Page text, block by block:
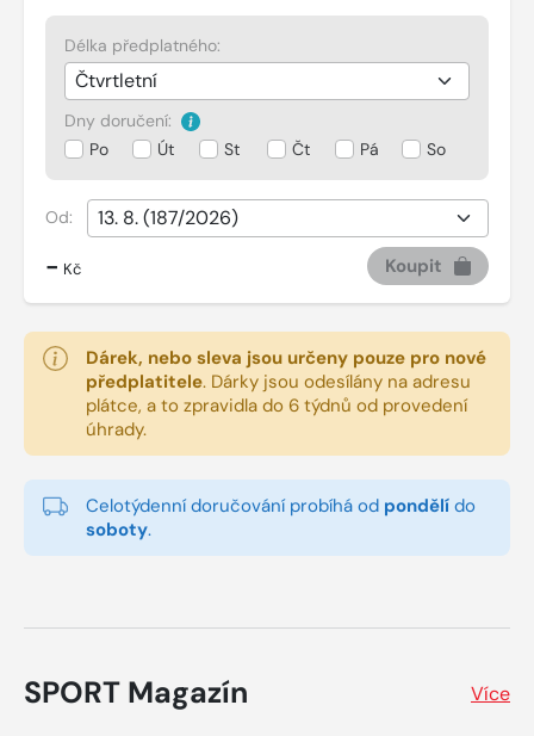
Délka předplatného:
Dny doručení:
Po
Út St Čt Pá So
Od:
- Kč Koupit
Dárek, nebo sleva jsou určeny pouze pro nové
předplatitele. Dárky jsou odesílány na adresu
plátce, a to zpravidla do 6 týdnů od provedení
úhrady.
Celotýdenní doručování probíhá od pondělí do
soboty.
SPORT Magazín Více